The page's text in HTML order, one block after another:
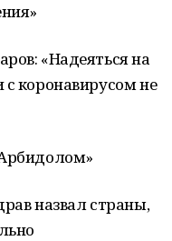
«Надеяться на
коронавирусом не
назвал страны,